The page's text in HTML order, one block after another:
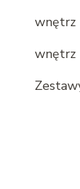
wnętrz
wnętrz